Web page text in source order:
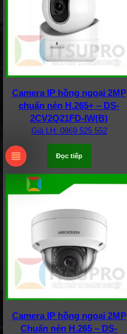
Camera IP hồng ngoại 2MP
chuẩn nén H.265+ – DS-
2CV2Q21FD-IW(B)
Giá LH: 0869 525 552
Đọc tiếp
Camera IP hồng ngoại 2MP
Chuẩn nén H.265 – DS-